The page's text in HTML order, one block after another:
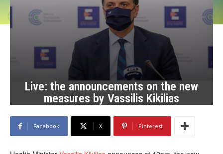
Live: the announcements on the new
measures by Vassilis Kikilias
Facebook X Pinterest